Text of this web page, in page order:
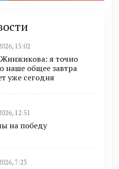
15:02
я точно
наше общее завтра
уже сегодня
12:51
на победу
7:23